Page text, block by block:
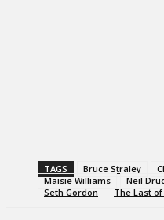
TAGS Bruce Straley
Maisie Williams
Neil
Seth Gordon
The Last of